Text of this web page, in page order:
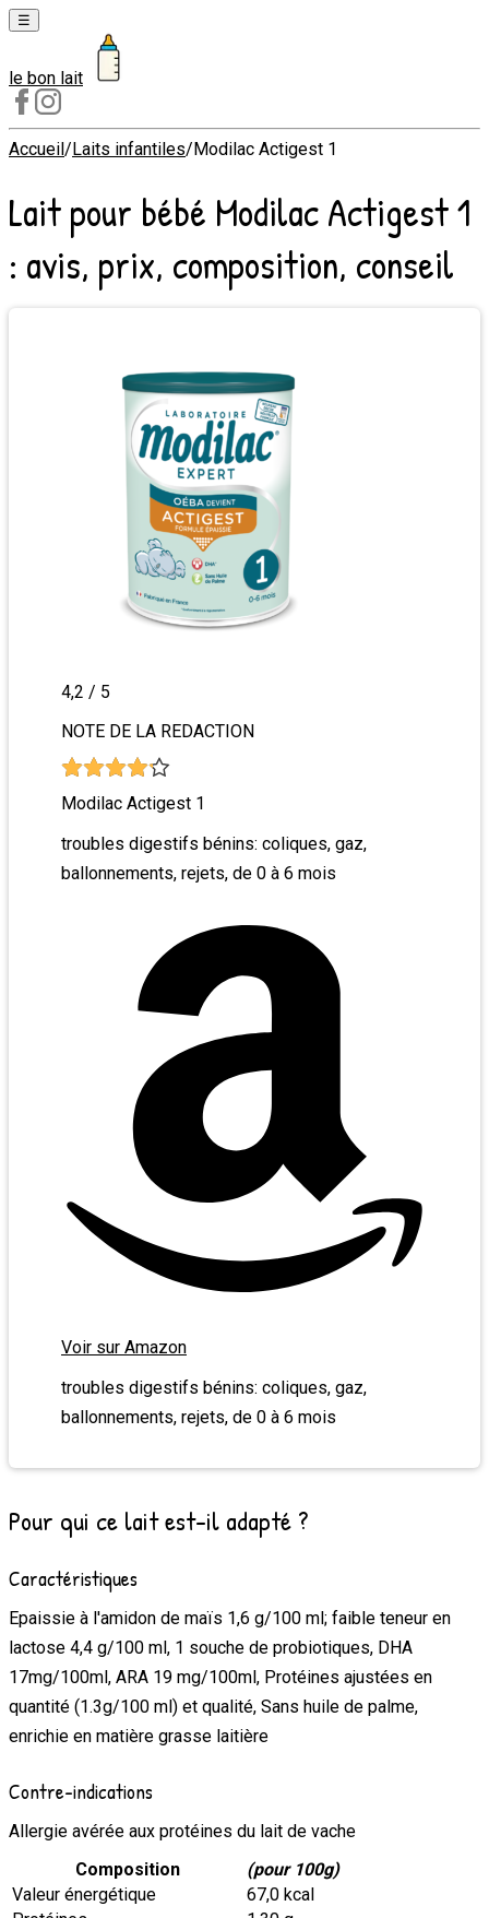
☰
Laits
1er
âge
2e
âge
Laits
le bon lait
Accueil/Laits infantiles/Modilac Actigest 1
Lait pour bébé Modilac Actigest 1
: avis, prix, composition, conseil
4,2 / 5
NOTE DE LA REDACTION
Modilac Actigest 1
troubles digestifs bénins: coliques, gaz,
ballonnements, rejets, de 0 à 6 mois
Voir sur Amazon
troubles digestifs bénins: coliques, gaz,
ballonnements, rejets, de 0 à 6 mois
Pour qui ce lait est-il adapté ?
Caractéristiques
Epaissie à l'amidon de maïs 1,6 g/100 ml; faible teneur en
lactose 4,4 g/100 ml, 1 souche de probiotiques, DHA
17mg/100ml, ARA 19 mg/100ml, Protéines ajustées en
quantité (1.3g/100 ml) et qualité, Sans huile de palme,
enrichie en matière grasse laitière
Contre-indications
Allergie avérée aux protéines du lait de vache
Composition
(pour 100g)
Valeur énergétique
67,0 kcal